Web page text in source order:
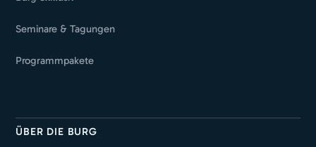
Seminare & Tagungen
Programmpakete
ÜBER DIE BURG